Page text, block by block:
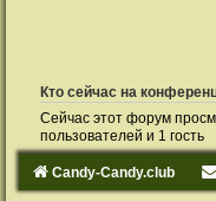
Кто сейчас на
Сейчас этот форум
пользователей и 1 гость
Candy-Candy.club